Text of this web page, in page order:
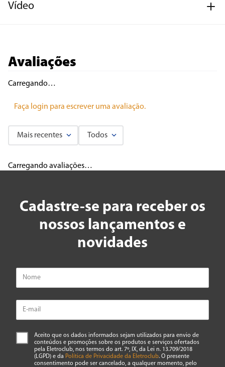
Vídeo
Avaliações
Carregando…
Faça login para escrever uma avaliação.
Mais recentes Todos
Carregando avaliações…
Cadastre-se para receber os
nossos lançamentos e
novidades
Aceito que os dados informados sejam utilizados para envio de
conteúdos e promoções sobre os produtos e serviços ofertados
pela Eletroclub, nos termos do art. 7º, IX, da Lei n. 13.709/2018
(LGPD) e da Política de Privacidade da Eletroclub. O presente
consentimento pode ser cancelado, a qualquer momento, pelo